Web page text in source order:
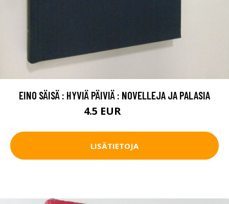
EINO SÄISÄ : HYVIÄ PÄIVIÄ : NOVELLEJA JA PALASIA
4.5 EUR
LISÄTIETOJA